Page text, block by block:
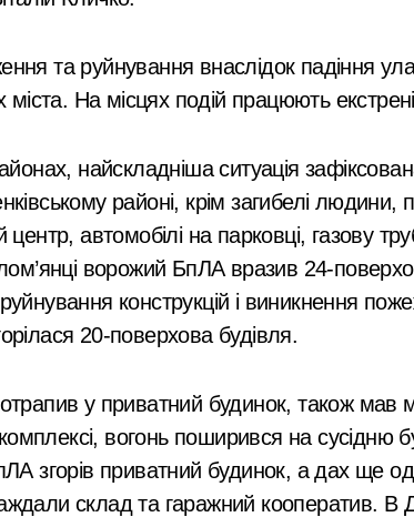
відшкодовують витрати на
Києва: трагічна загибель матері та її 18-
майже 1,8 млн грн з незаконної вирубки
має шанси повернутися до Хрещатого
керівника Київського СІЗО підозрюють у
в Києві: мотоцикліст віком 26 років
області отримали від Австрії життєво
за добу рятувальники приборкали 31
підсудних опиняться двоє студентів через 3
та руйнування внаслідок падіння
міста. На місцях подій працюють
найскладніша ситуація
районі, крім загибелі людини,
центр, автомобілі на парковці, газову
ворожий БпЛА вразив 24-
конструкцій і виникнення
20-поверхова будівля.
у приватний будинок, також мав
вогонь поширився на сусідню
згорів приватний будинок, а дах ще
склад та гаражний кооператив. В